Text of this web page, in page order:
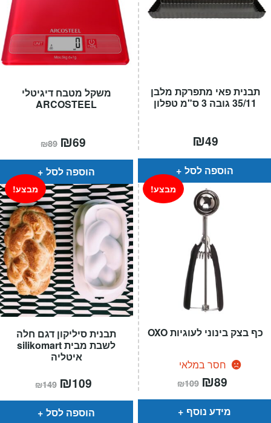
משקל מטבח דיגיטלי
ARCOSTEEL
₪89 המחיר
המקורי
היה:
₪89.
₪69
הוא:
הוספה לסל
תבנית פאי מתפרקת מלבן
35/11 גובה 3 ס"מ טפלון
₪49
הוספה לסל
תבנית סיליקון דגם חלה
לשבת מבית silikomart
איטליה
מבצע!
₪149 המחיר
המקורי
היה:
₪149.
₪109
הוא:
הוספה לסל
כף בצק בינוני לעוגיות OXO
חסר במלאי
מבצע!
₪109 המחיר
המקורי
היה:
₪109.
₪89
הוא:
מידע נוסף